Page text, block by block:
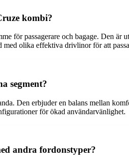
kombi?
för passagerare och bagage. Den är
olika effektiva drivlinor för att
segment?
Den erbjuder en balans mellan
för ökad användarvänlighet.
andra fordonstyper?